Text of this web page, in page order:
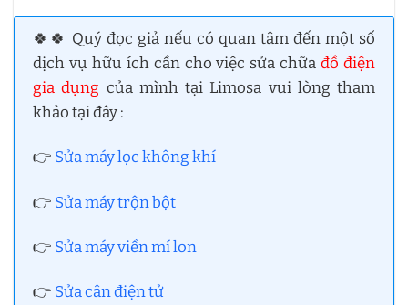
🍀🍀 Quý đọc giả nếu có quan tâm đến một số
dịch vụ hữu ích cần cho việc sửa chữađồ điện
gia dụng của mình tại Limosa vui lòng tham
khảo tại đây :
👉 Sửa máy lọc không khí
👉 Sửa máy trộn bột
👉 Sửa máy viền mí lon
👉 Sửa cân điện tử